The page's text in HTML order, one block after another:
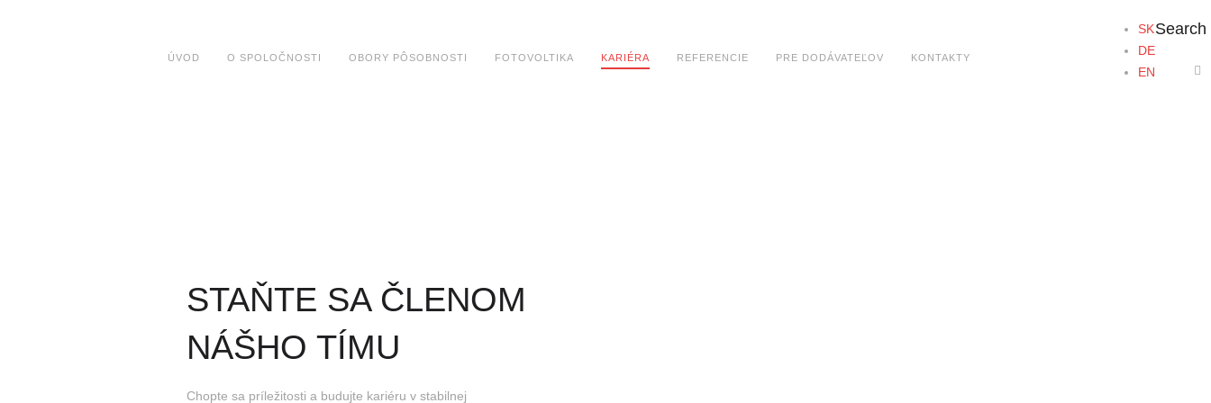
ÚVOD O SPOLOČNOSTI OBORY PÔSOBNOSTI FOTOVOLTIKA KARIÉRA REFERENCIE PRE DODÁVATEĽOV KONTAKTY
SK
DE
EN
Search
STAŇTE SA ČLENOM
NÁŠHO TÍMU
Chopte sa príležitosti a budujte kariéru v stabilnej